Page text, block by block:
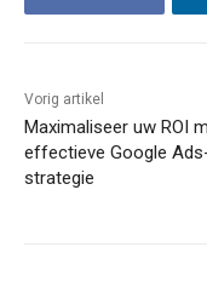
Vorig artikel
Maximaliseer uw ROI
effectieve Google
strategie